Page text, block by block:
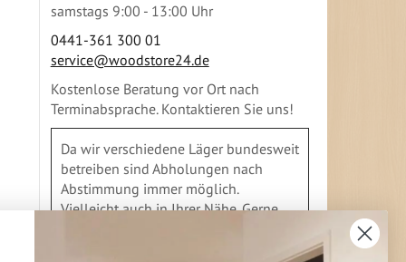
samstags 9:00 - 13:00 Uhr
0441-361 300 01
service@woodstore24.de
Kostenlose Beratung vor Ort nach
Terminabsprache. Kontaktieren Sie uns!
Da wir verschiedene Läger bundesweit
betreiben sind Abholungen nach
Abstimmung immer möglich.
Vielleicht auch in Ihrer Nähe. Gerne